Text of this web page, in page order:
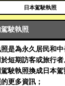
日本駕駛執照
駛執照
照是為永久居民和
短期訪客或旅行者
駛執照換成日本駕
更多資訊；